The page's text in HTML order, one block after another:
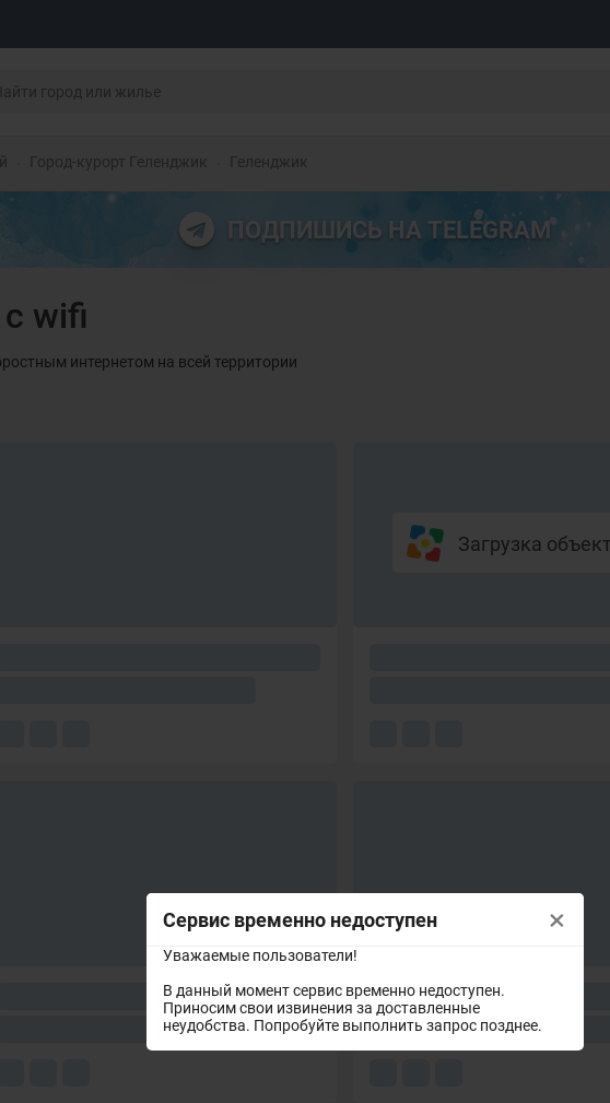
Сервис временно недоступен
Уважаемые пользователи!
В данный момент сервис временно недоступен.
Приносим свои извинения за доставленные
неудобства. Попробуйте выполнить запрос позднее.
×
Город-курорт Геленджик Геленджик
ПОДПИШИСЬ НА TELEGRAM
wifi
интернетом на всей территории
Загрузка